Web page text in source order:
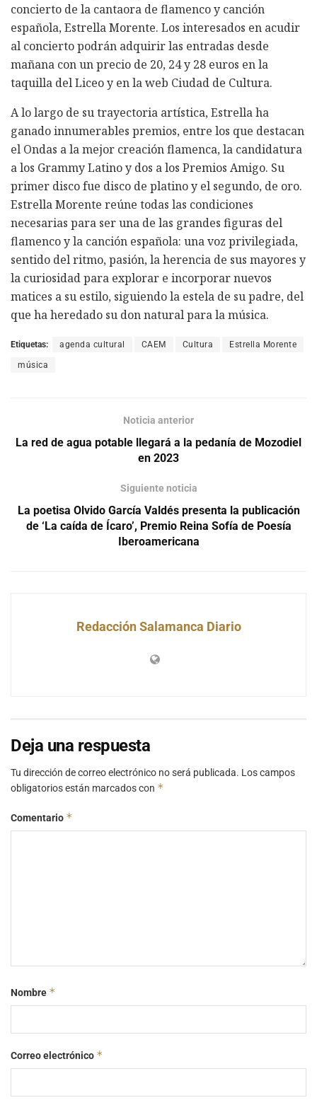
concierto de la cantaora de flamenco y canción
española, Estrella Morente. Los interesados en acudir
al concierto podrán adquirir las entradas desde
mañana con un precio de 20, 24 y 28 euros en la
taquilla del Liceo y en la web Ciudad de Cultura.
A lo largo de su trayectoria artística, Estrella ha
ganado innumerables premios, entre los que destacan
el Ondas a la mejor creación flamenca, la candidatura
a los Grammy Latino y dos a los Premios Amigo. Su
primer disco fue disco de platino y el segundo, de oro.
Estrella Morente reúne todas las condiciones
necesarias para ser una de las grandes figuras del
flamenco y la canción española: una voz privilegiada,
sentido del ritmo, pasión, la herencia de sus mayores y
la curiosidad para explorar e incorporar nuevos
matices a su estilo, siguiendo la estela de su padre, del
que ha heredado su don natural para la música.
Etiquetas: agenda cultural CAEM Cultura Estrella Morente
música
Noticia anterior
La red de agua potable llegará a la pedanía de Mozodiel
en 2023
Siguiente noticia
La poetisa Olvido García Valdés presenta la publicación
de ‘La caída de Ícaro’, Premio Reina Sofía de Poesía
Iberoamericana
Redacción Salamanca Diario
Deja una respuesta
Tu dirección de correo electrónico no será publicada. Los campos
obligatorios están marcados con *
Comentario *
Nombre *
Correo electrónico *